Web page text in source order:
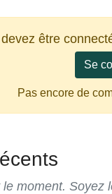
être
Se
Pas encore de
moment. Soyez